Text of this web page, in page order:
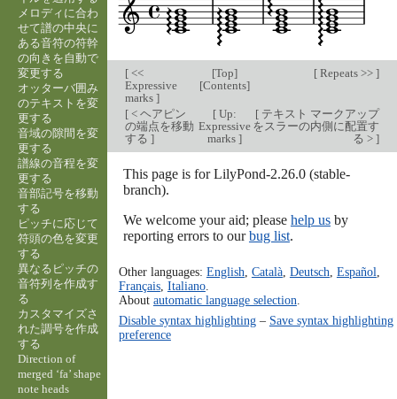
[<<
Expressive
marks ]
[Top]
[Contents]
[Repeats >> ]
[< ヘアピン
の端点を移動
する ]
[Up:
Expressive
marks ]
[テキスト マークアップ
をスラーの内側に配置す
る > ]
This page is for LilyPond-2.26.0 (stable-
branch).
We welcome your aid; please help usby
reporting errors to ourbug list.
Other languages: English Català, Deutsch Español
Français, Italiano.
About automatic language selection
Disable syntax highlighting– Save syntax highlighting
preference
メロディに合わ
せて譜の中央に
ある音符の符幹
の向きを自動で
変更する
オッターバ囲み
のテキストを変
更する
音域の隙間を変
更する
譜線の音程を変
更する
音部記号を移動
する
ピッチに応じて
符頭の色を変更
する
異なるピッチの
音符列を作成す
る
カスタマイズさ
れた調号を作成
する
Direction of
merged ‘fa’ shape
note heads